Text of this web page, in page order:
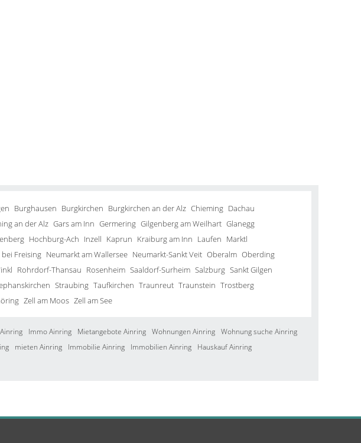
Burghausen Burgkirchen Burgkirchen an der Alz Chieming Dachau
an der Alz Gars am Inn Germering Gilgenberg am Weilhart Glanegg
Hochburg-Ach Inzell Kaprun Kraiburg am Inn Laufen Marktl
Freising Neumarkt am Wallersee Neumarkt-Sankt Veit Oberalm Oberding
Rohrdorf-Thansau Rosenheim Saaldorf-Surheim Salzburg Sankt Gilgen
Straubing Taufkirchen Traunreut Traunstein Trostberg
Zell am Moos Zell am See
Immo Ainring Mietangebote Ainring Wohnungen Ainring Wohnung suche Ainring
mieten Ainring Immobilie Ainring Immobilien Ainring
Hauskauf Ainring